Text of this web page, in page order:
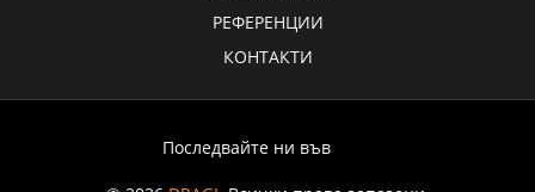
РЕФЕРЕНЦИИ
КОНТАКТИ
Последвайте ни във